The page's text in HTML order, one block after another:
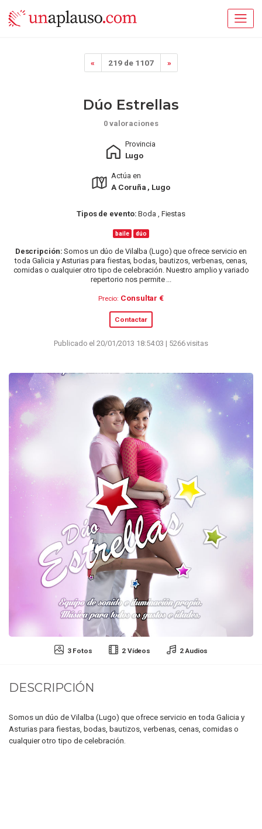
« 219 de 1107 »
3 Fotos 2 Vídeos 2 Audios
Dúo Estrellas
0 valoraciones
Provincia
Lugo
Actúa en
A Coruña , Lugo
Tipos de evento: Boda , Fiestas
baile dúo
Descripción: Somos un dúo de Vilalba (Lugo) que ofrece servicio en
toda Galicia y Asturias para fiestas, bodas, bautizos, verbenas, cenas,
comidas o cualquier otro tipo de celebración. Nuestro amplio y variado
repertorio nos permite ...
Precio: Consultar €
Contactar
Publicado el 20/01/2013 18:54:03 | 5266 visitas
DESCRIPCIÓN
Somos un dúo de Vilalba (Lugo) que ofrece servicio en toda Galicia y
Asturias para fiestas, bodas, bautizos, verbenas, cenas, comidas o
cualquier otro tipo de celebración.